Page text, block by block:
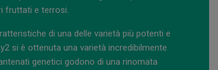
fruttati e terrosi.
di una delle varietà più potenti e
si è ottenuta una varietà incredibilmente
genetici godono di una rinomata